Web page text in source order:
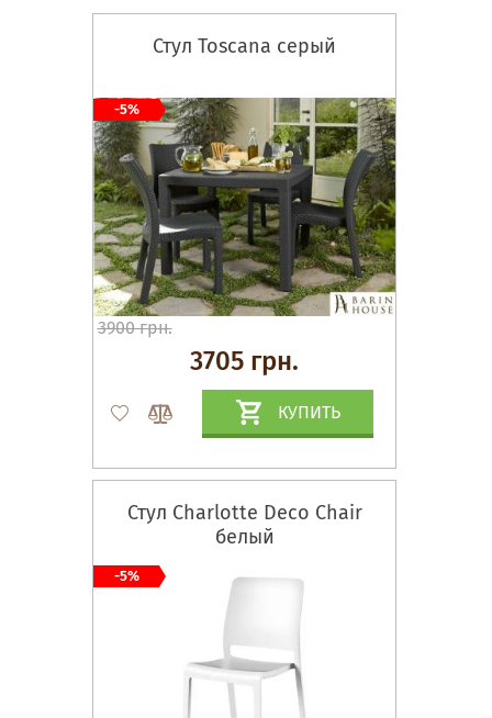
Стул Toscana серый
3900 грн.
3705 грн.
КУПИТЬ
-5%
Стул Charlotte Deco Chair
белый
-5%